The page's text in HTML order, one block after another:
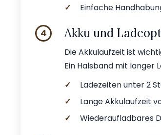
✓
Einfache
4 Akku und
Die Akkulaufzeit ist
Ein Halsband mit langer
✓
Ladezeiten unter 2
✓
Lange Akkulaufzeit
✓
Wiederaufladbares